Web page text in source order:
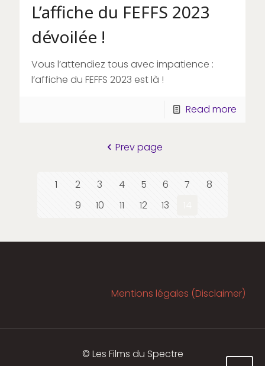
L’affiche du FEFFS 2023
dévoilée !
Vous l’attendiez tous avec impatience :
l’affiche du FEFFS 2023 est là !
Read more
Prev page
1 2 3 4 5 6 7
8
9
10 11 12 13
Mentions légales (Disclaimer)
© Les Films du Spectre